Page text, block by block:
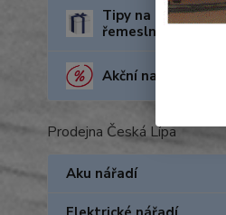
Tipy na dárky pro
řemeslníky
Akční nabídka
Prodejna Česká Lípa
Aku nářadí